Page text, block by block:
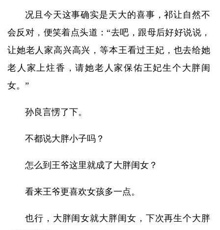
况且今天这事确实是天大的喜事，祁让自然不
会反对，便笑着点头道：“去吧，跟母后好好说说，
让她老人家高兴高兴，等本王看过王妃，也去给她
老人家上炷香，请她老人家保佑王妃生个大胖闺
女。”
孙良言愣了下。
不都说大胖小子吗？
怎么到王爷这里就成了大胖闺女？
看来王爷更喜欢女孩多一点。
也行，大胖闺女就大胖闺女，下次再生个大胖